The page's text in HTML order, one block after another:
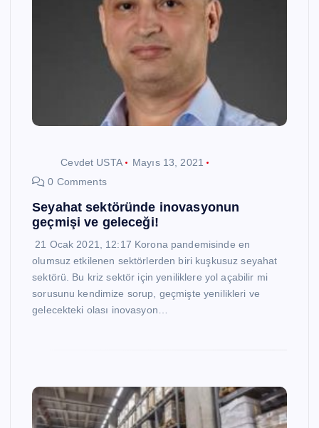
Cevdet USTA
Mayıs 13, 2021
0 Comments
Seyahat sektöründe inovasyonun
geçmişi ve geleceği!
21 Ocak 2021, 12:17 Korona pandemisinde en
olumsuz etkilenen sektörlerden biri kuşkusuz seyahat
sektörü. Bu kriz sektör için yeniliklere yol açabilir mi
sorusunu kendimize sorup, geçmişte yenilikleri ve
gelecekteki olası inovasyon…